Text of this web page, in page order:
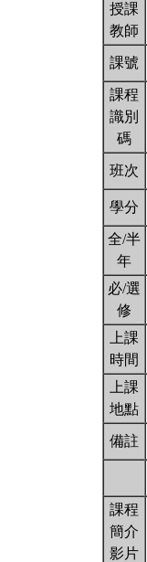
授課
教師
課號
課程
識別
碼
班次
學分
全/半
年
必/選
修
上課
時間
上課
地點
備註
課程
簡介
影片